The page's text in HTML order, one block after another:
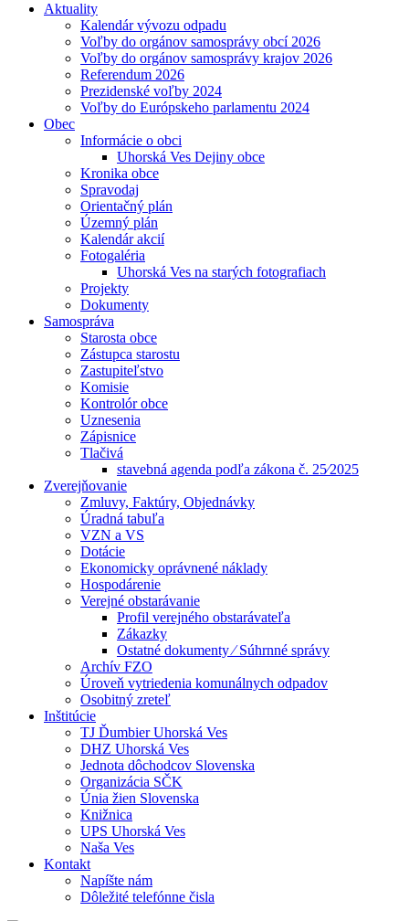
Aktuality
Kalendár vývozu odpadu
Voľby do orgánov samosprávy obcí 2026
Voľby do orgánov samosprávy krajov 2026
Referendum 2026
Prezidenské voľby 2024
Voľby do Európskeho parlamentu 2024
Obec
Informácie o obci
Uhorská Ves Dejiny obce
Kronika obce
Spravodaj
Orientačný plán
Územný plán
Kalendár akcií
Fotogaléria
Uhorská Ves na starých fotografiach
Projekty
Dokumenty
Samospráva
Starosta obce
Zástupca starostu
Zastupiteľstvo
Komisie
Kontrolór obce
Uznesenia
Zápisnice
Tlačivá
stavebná agenda podľa zákona č. 25⁄2025
Zverejňovanie
Zmluvy, Faktúry, Objednávky
Úradná tabuľa
VZN a VS
Dotácie
Ekonomicky oprávnené náklady
Hospodárenie
Verejné obstarávanie
Profil verejného obstarávateľa
Zákazky
Ostatné dokumenty ⁄ Súhrnné správy
Archív FZO
Úroveň vytriedenia komunálnych odpadov
Osobitný zreteľ
Inštitúcie
TJ Ďumbier Uhorská Ves
DHZ Uhorská Ves
Jednota dôchodcov Slovenska
Organizácia SČK
Únia žien Slovenska
Knižnica
UPS Uhorská Ves
Naša Ves
Kontakt
Napíšte nám
Dôležité telefónne čisla